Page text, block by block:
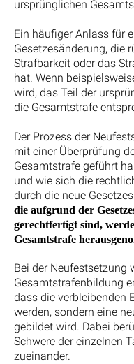
ursprünglichen
Ein häufiger Anlass für
Gesetzesänderung, die
Strafbarkeit oder das
hat. Wenn
wird, das Teil der
die Gesamtstrafe
Der Prozess der
mit einer Überprüfung
Gesamtstrafe geführt
und wie sich die
durch die neue
die aufgrund der
gerechtfertigt sind,
Gesamtstrafe
Bei der Neufestsetzung
Gesamtstrafenbildung
dass die verbleibenden
werden, sondern eine
gebildet wird. Dabei
Schwere der einzelnen
zueinander.